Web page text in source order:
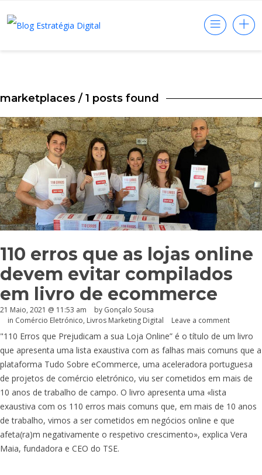
marketplaces / 1 posts found
110 erros que as lojas online
devem evitar compilados
em livro de ecommerce
21 Maio, 2021 @ 11:53 am by Gonçalo Sousa
in Comércio Eletrónico, Livros Marketing Digital Leave a comment
"110 Erros que Prejudicam a sua Loja Online” é o título de um livro
que apresenta uma lista exaustiva com as falhas mais comuns que a
plataforma Tudo Sobre eCommerce, uma aceleradora portuguesa
de projetos de comércio eletrónico, viu ser cometidos em mais de
10 anos de trabalho de campo. O livro apresenta uma «lista
exaustiva com os 110 erros mais comuns que, em mais de 10 anos
de trabalho, vimos a ser cometidos em negócios online e que
afeta(ra)m negativamente o respetivo crescimento», explica Vera
Maia, fundadora e CEO do TSE.